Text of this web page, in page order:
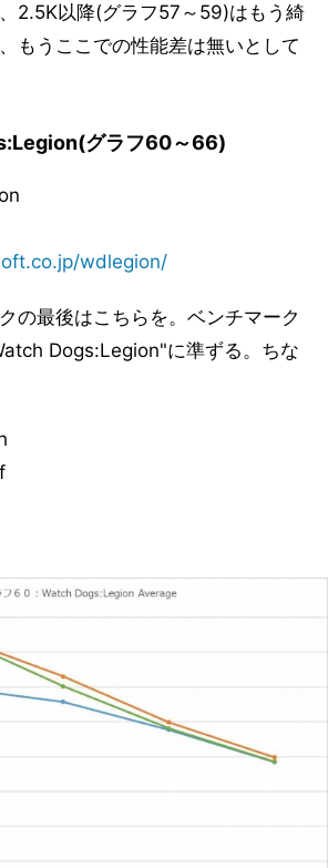
2.5K以降(グラフ57～59)はもう綺
もうここでの性能差は無いとして
グラフ60～66)
wdlegion/
の最後はこちらを。ベンチマーク
Dogs:Legion"に準ずる。ちな